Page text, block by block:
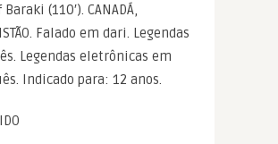
Baraki (110′). CANADÁ,
Falado em dari. Legendas
Legendas eletrônicas em
Indicado para: 12 anos.